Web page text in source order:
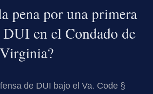
pena por una primera
DUI en el Condado de
de DUI bajo el Va. Code §